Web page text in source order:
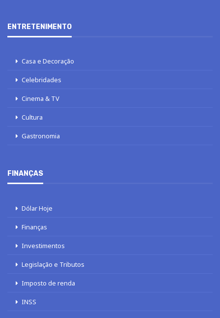
ENTRETENIMENTO
Casa e Decoração
Celebridades
Cinema & TV
Cultura
Gastronomia
FINANÇAS
Dólar Hoje
Finanças
Investimentos
Legislação e Tributos
Imposto de renda
INSS